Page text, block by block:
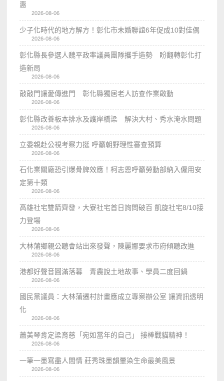
惠
2026-08-06
少子化時代的地方解方！彰化市未婚聯誼6年促成10對佳偶
2026-08-06
彰化縣長參選人魏平政率議員團隊攜手造勢 盼翻轉彰化打
造新局
2026-08-06
敲敲門讓愛傳進門 彰化縣獨居老人訪查作業啟動
2026-08-06
彰化縣改善板本排水及護岸橋梁 解決大村、秀水淹水問題
2026-08-06
立委親赴公視考察力挺 呼籲朝野理性審查預算
2026-08-06
石化業關廠恐引爆骨牌效應！柯志恩呼籲勞動部納入僱用安
定第十類
2026-08-06
高雄社宅雙箭齊發，大寮社宅首日詢問破百 凱旋社宅8/10接
力登場
2026-08-06
大林蒲鄉親公聽會站出來發聲，陳麗娜要求市府傾聽改進
2026-08-06
港都好聲音圓滿落幕 青農說土地故事、學員二度回鍋
2026-08-06
國民黨議員：大林蒲遷村計畫應成立專案辦公室 讓資訊透明
化
2026-08-06
蕭美琴肯定梁育慈「宛如當年的自己」 接棒戰貓精神！
2026-08-06
一筆一墨寫盡人間情 莊秀珠墨韻暈染生命最美風景
2026-08-06